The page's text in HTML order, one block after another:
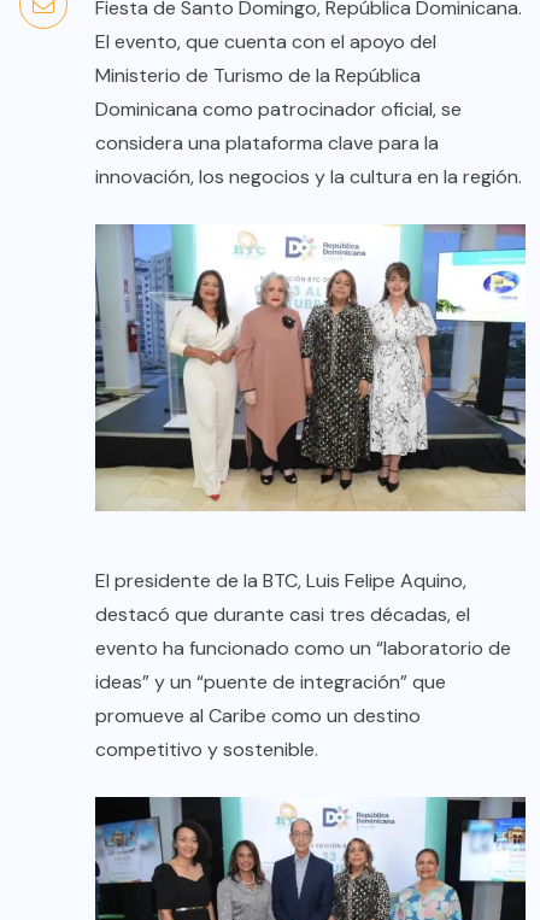
Fiesta de Santo Domingo, República Dominicana.
El evento, que cuenta con el apoyo del
Ministerio de Turismo de la República
Dominicana como patrocinador oficial, se
considera una plataforma clave para la
innovación, los negocios y la cultura en la región.
El presidente de la BTC, Luis Felipe Aquino,
destacó que durante casi tres décadas, el
evento ha funcionado como un “laboratorio de
ideas” y un “puente de integración” que
promueve al Caribe como un destino
competitivo y sostenible.